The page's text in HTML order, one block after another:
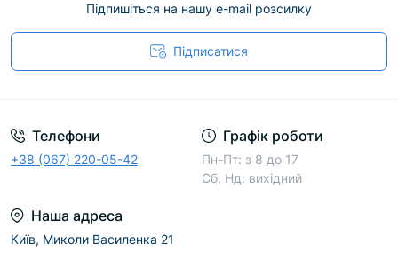
Підпишіться на нашу e-mail розсилку
Підписатися
Телефони
+38 (067) 220-05-42
Графік роботи
Пн-Пт: з 8 до 17
Сб, Нд: вихідний
Наша адреса
Київ, Миколи Василенка 21